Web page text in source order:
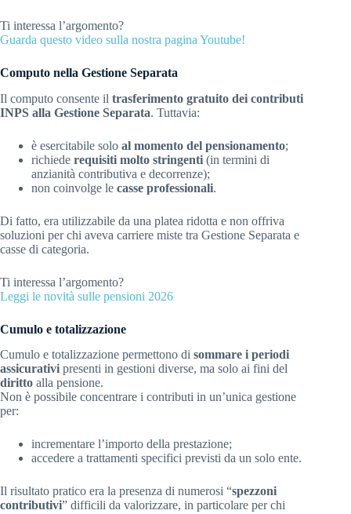
Ti interessa l’argomento?
Guarda questo video sulla nostra pagina Youtube!
Computo nella Gestione Separata
Il computo consente il trasferimento gratuito dei contributi
INPS alla Gestione Separata. Tuttavia:
è esercitabile solo al momento del pensionamento;
richiede requisiti molto stringenti (in termini di
anzianità contributiva e decorrenze);
non coinvolge le casse professionali.
Di fatto, era utilizzabile da una platea ridotta e non offriva
soluzioni per chi aveva carriere miste tra Gestione Separata e
casse di categoria.
Ti interessa l’argomento?
Leggi le novità sulle pensioni 2026
Cumulo e totalizzazione
Cumulo e totalizzazione permettono di sommare i periodi
assicurativi presenti in gestioni diverse, ma solo ai fini del
diritto alla pensione.
Non è possibile concentrare i contributi in un’unica gestione
per:
incrementare l’importo della prestazione;
accedere a trattamenti specifici previsti da un solo ente.
Il risultato pratico era la presenza di numerosi “spezzoni
contributivi” difficili da valorizzare, in particolare per chi